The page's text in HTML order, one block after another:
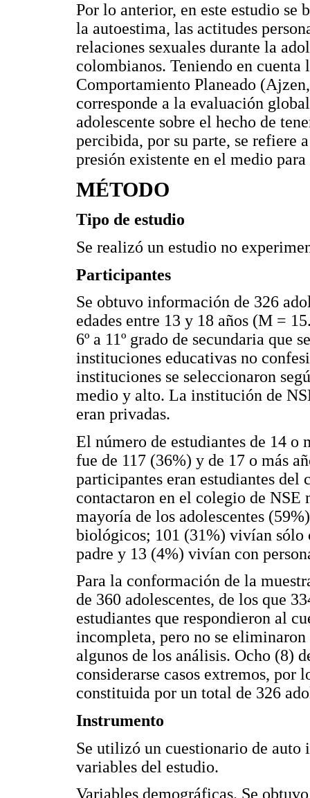
Por lo anterior, en este estudio
la autoestima, las actitudes
relaciones sexuales durante la
colombianos. Teniendo en
Comportamiento Planeado
corresponde a la evaluación
adolescente sobre el hecho de
percibida, por su parte, se refiere
presión existente en el medio
MÉTODO
Tipo de estudio
Se realizó un estudio no
Participantes
Se obtuvo información de 326
edades entre 13 y 18 años (M =
6º a 11º grado de secundaria que
instituciones educativas no
instituciones se seleccionaron
medio y alto. La institución de
eran privadas.
El número de estudiantes de 14 o
fue de 117 (36%) y de 17 o más
participantes eran estudiantes del
contactaron en el colegio de
mayoría de los adolescentes
biológicos; 101 (31%) vivían sólo
padre y 13 (4%) vivían con
Para la conformación de la
de 360 adolescentes, de los que
estudiantes que respondieron al
incompleta, pero no se
algunos de los análisis. Ocho (8)
considerarse casos extremos,
constituida por un total de 326
Instrumento
Se utilizó un cuestionario de auto
variables del estudio.
Variables demográficas. Se